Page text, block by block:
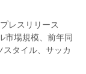
レスリリース
市場規模、前年同
タイル、サッカ